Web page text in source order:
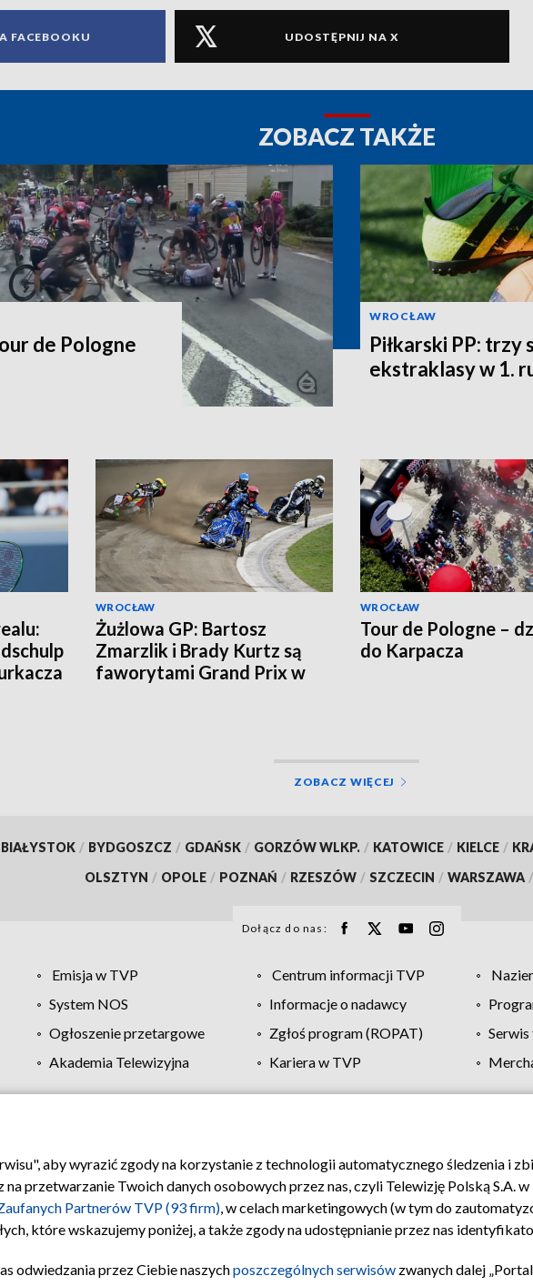
FACEBOOKU UDOSTĘPNIJ NA X
ZOBACZ TAKŻE
de Pologne
WROCŁAW
Piłkarski PP: trzy
ekstraklasy w 1.
WROCŁAW
Żużlowa GP: Bartosz
Zmarzlik i Brady Kurtz są
faworytami Grand Prix w
WROCŁAW
Tour de Pologne –
do Karpacza
ZOBACZ WIĘCEJ
BIAŁYSTOK / BYDGOSZCZ / GDAŃSK / GORZÓW WLKP. / KATOWICE / KIELCE /
OLSZTYN / OPOLE / POZNAŃ / RZESZÓW / SZCZECIN / WARSZAWA /
Dołącz do nas:
Emisja w TVP Centrum informacji TVP
System NOS Informacje o nadawcy
Ogłoszenie przetargowe Zgłoś program (ROPAT)
Akademia Telewizyjna Kariera w TVP
Regulamin TVP Polityka prywatności Moje zgody Pomoc Biuro
aby wyrazić zgody na korzystanie z technologii automatycznego śledzenia i
przetwarzanie Twoich danych osobowych przez nas, czyli Telewizję Polską S.A.
Partnerów TVP (93 firm), w celach marketingowych (w tym do
które wskazujemy poniżej, a także zgody na udostępnianie przez nas
odwiedzania przez Ciebie naszychposzczególnych serwisów zwanych dalej